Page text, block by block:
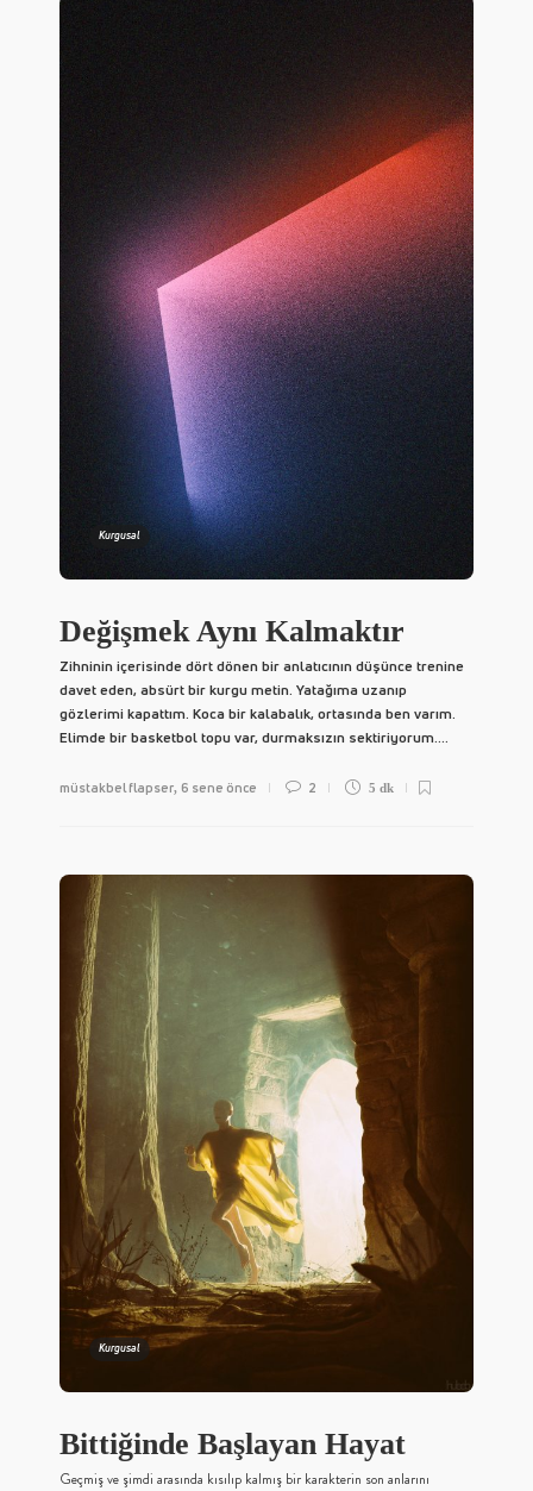
Kurgusal
Değişmek Aynı Kalmaktır
Zihninin içerisinde dört dönen bir anlatıcının düşünce trenine
davet eden, absürt bir kurgu metin. Yatağıma uzanıp
gözlerimi kapattım. Koca bir kalabalık, ortasında ben varım.
Elimde bir basketbol topu var, durmaksızın sektiriyorum....
müstakbel flapser, 6 sene önce 2 5 dk
Kurgusal
Bittiğinde Başlayan Hayat
Geçmiş ve şimdi arasında kısılıp kalmış bir karakterin son anlarını